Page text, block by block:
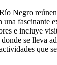
Negro
fascinante
e incluye
se lleva
que